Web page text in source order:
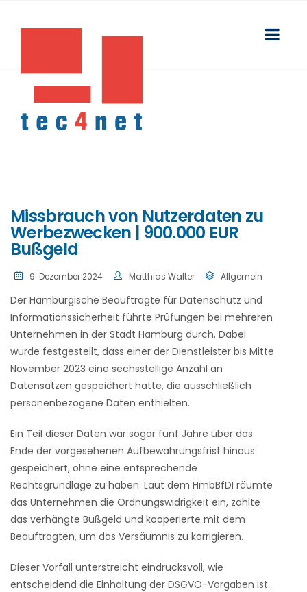
Missbrauch von Nutzerdaten zu
Werbezwecken | 900.000 EUR
Bußgeld
9. Dezember 2024 Matthias Walter Allgemein
Der Hamburgische Beauftragte für Datenschutz und
Informationssicherheit führte Prüfungen bei mehreren
Unternehmen in der Stadt Hamburg durch. Dabei
wurde festgestellt, dass einer der Dienstleister bis Mitte
November 2023 eine sechsstellige Anzahl an
Datensätzen gespeichert hatte, die ausschließlich
personenbezogene Daten enthielten.
Ein Teil dieser Daten war sogar fünf Jahre über das
Ende der vorgesehenen Aufbewahrungsfrist hinaus
gespeichert, ohne eine entsprechende
Rechtsgrundlage zu haben. Laut dem HmbBfDI räumte
das Unternehmen die Ordnungswidrigkeit ein, zahlte
das verhängte Bußgeld und kooperierte mit dem
Beauftragten, um das Versäumnis zu korrigieren.
Dieser Vorfall unterstreicht eindrucksvoll, wie
entscheidend die Einhaltung der DSGVO-Vorgaben ist.